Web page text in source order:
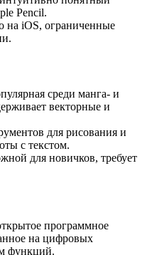
Pencil.
на iOS, ограниченные
среди манга- и
векторные и
для рисования и
с текстом.
для новичков, требует
программное
на цифровых
функций.